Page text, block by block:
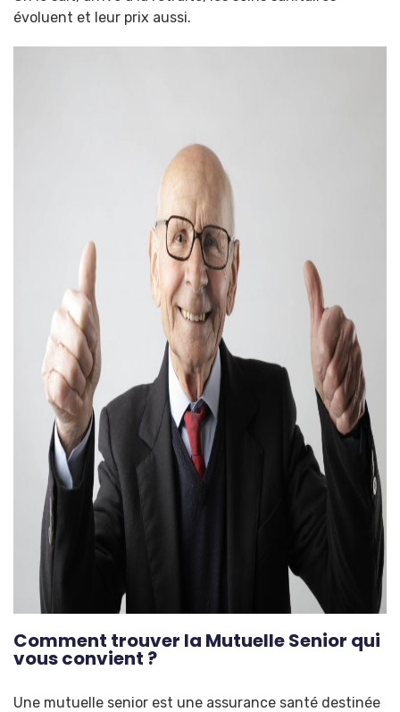
évoluent et leur prix aussi.
Comment trouver la Mutuelle Senior qui
vous convient ?
Une mutuelle senior est une assurance santé destinée